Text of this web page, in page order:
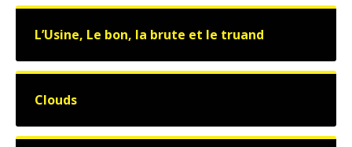
L’Usine, Le bon, la brute et le truand
Clouds